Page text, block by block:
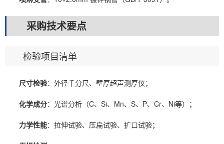
采购技术要点
检验项目清单
尺寸检验：外径千分尺、壁厚超声测厚仪；
化学成分：光谱分析（C、Si、Mn、S、P、Cr、Ni等）；
力学性能：拉伸试验、压扁试验、扩口试验；